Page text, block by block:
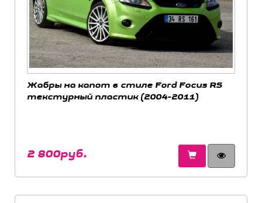
Жабры на капот в стиле Ford Focus RS
текстурный пластик (2004-2011)
2 800руб.